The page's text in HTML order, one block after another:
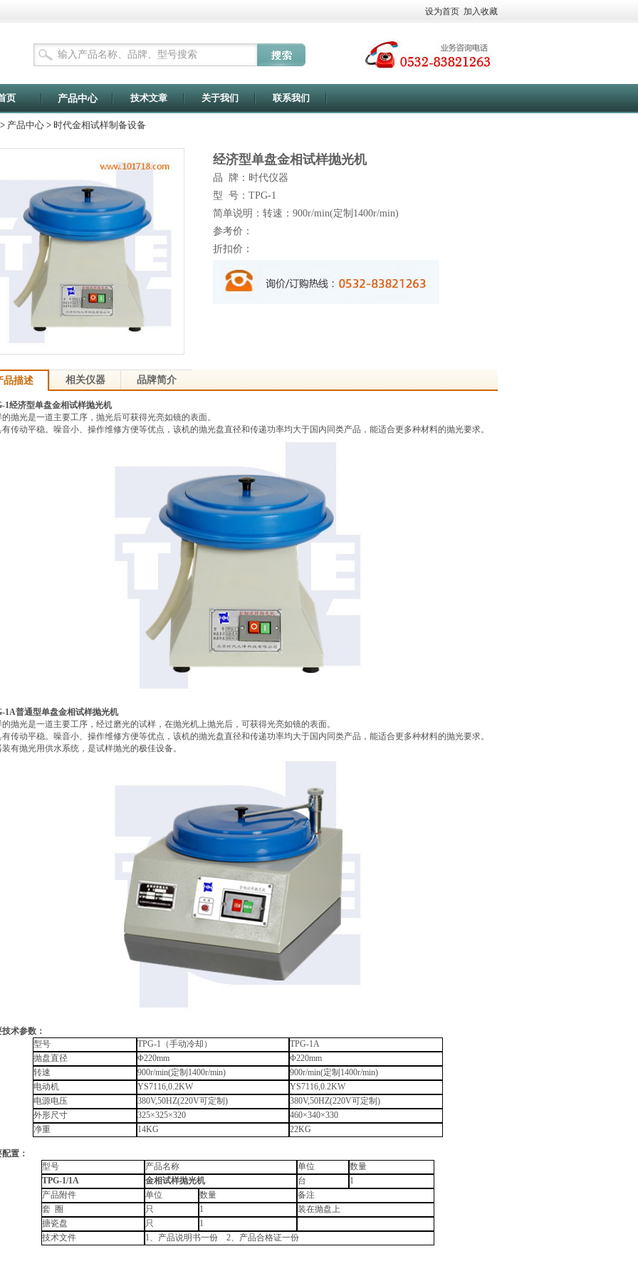
设为首页 加入收藏
页 产品中心 技术文章 关于我们 联系我们
> 产品中心 > 时代金相试样制备设备
经济型单盘金相试样抛光机
品 牌：时代仪器
型 号：TPG-1
简单说明：转速：900r/min(定制1400r/min)
参考价：
折扣价：
品描述 相关仪器 品牌简介
1经济型单盘金相试样抛光机
抛光是一道主要工序， 抛光后可获得光亮如镜的表面。
有传动平稳。噪音小、操作维修方便等优点， 该机的抛光盘直径和传递功率均大于国内同类产品， 能适合更多种材料的抛光要求。
1A普通型单盘金相试样抛光机
抛光是一道主要工序， 经过磨光的试样， 在抛光机上抛光后， 可获得光亮如镜的表面。
有传动平稳。噪音小、操作维修方便等优点， 该机的抛光盘直径和传递功率均大于国内同类产品， 能适合更多种材料的抛光要求。
有抛光用供水系统， 是试样抛光的极佳设备。
术参数：
型号
TPG-1 （手动冷却）
TPG-1A
抛盘直径
Φ220mm Φ220mm
转速
900r/min(定制 1400r/min) 900r/min(定制 1400r/min)
电动机
YS7116,0.2KW
YS7116,0.2KW
电源电压
380V,50HZ(220V可定制) 380V,50HZ(220V可定制)
外形尺寸
325×325×320 460×340×330
净重
14KG 22KG
置：
型号
产品名称 单位
数量
TPG-1/1A
金相试样抛光机 台
1
产品附件
单位 数量
备注
套 圈 只 1
装在抛盘上
搪瓷盘
只
1
技术文件
1、产品说明书一份 2、产品合格证一份